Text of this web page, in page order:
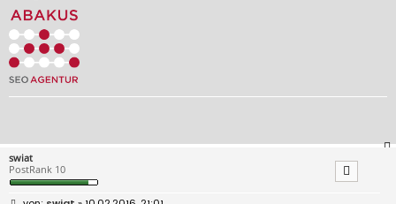
swiat
PostRank 10